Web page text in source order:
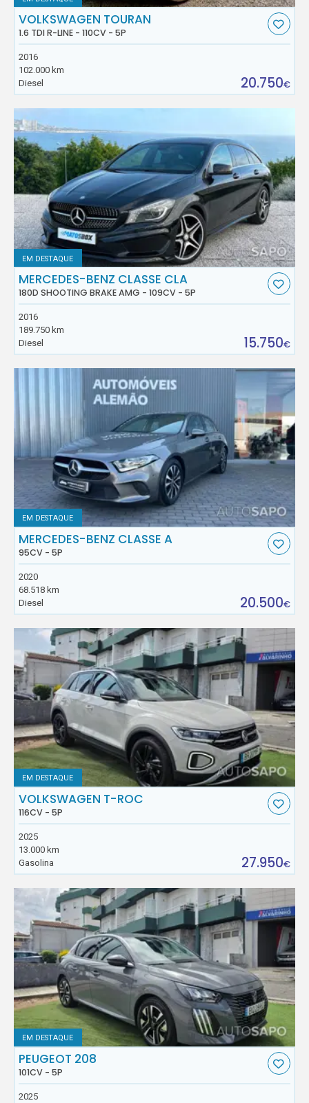
VOLKSWAGEN TOURAN
1.6 TDI R-LINE - 110CV - 5P
2016
102.000 km
Diesel
20.750€
EM DESTAQUE
MERCEDES-BENZ CLASSE CLA
180D SHOOTING BRAKE AMG - 109CV - 5P
2016
189.750 km
Diesel
15.750€
EM DESTAQUE
MERCEDES-BENZ CLASSE A
95CV - 5P
2020
68.518 km
Diesel
20.500€
EM DESTAQUE
VOLKSWAGEN T-ROC
116CV - 5P
2025
13.000 km
Gasolina
27.950€
EM DESTAQUE
PEUGEOT 208
101CV - 5P
2025